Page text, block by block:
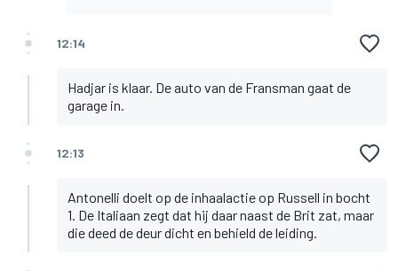
12:14
Hadjar is klaar. De auto van de Fransman gaat de
garage in.
12:13
Antonelli doelt op de inhaalactie op Russell in bocht
1. De Italiaan zegt dat hij daar naast de Brit zat, maar
die deed de deur dicht en behield de leiding.